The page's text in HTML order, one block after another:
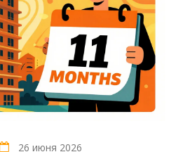
26 июня 2026